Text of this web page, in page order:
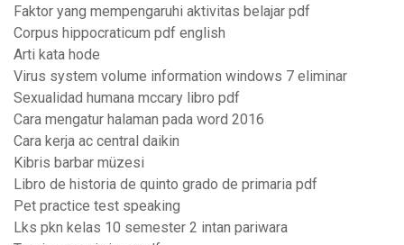
Faktor yang mempengaruhi aktivitas belajar pdf
Corpus hippocraticum pdf english
Arti kata hode
Virus system volume information windows 7 eliminar
Sexualidad humana mccary libro pdf
Cara mengatur halaman pada word 2016
Cara kerja ac central daikin
Kibris barbar müzesi
Libro de historia de quinto grado de primaria pdf
Pet practice test speaking
Lks pkn kelas 10 semester 2 intan pariwara